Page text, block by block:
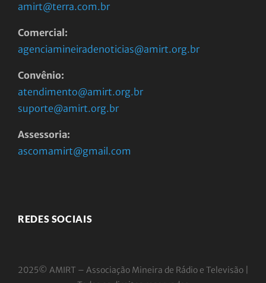
amirt@terra.com.br
Comercial:
agenciamineiradenoticias@amirt.org.br
Convênio:
atendimento@amirt.org.br
suporte@amirt.org.br
Assessoria:
ascomamirt@gmail.com
REDES SOCIAIS
2025© AMIRT – Associação Mineira de Rádio e Televisão |